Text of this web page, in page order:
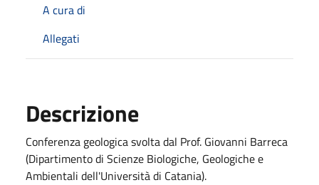
A cura di
Allegati
Descrizione
Conferenza geologica svolta dal Prof. Giovanni Barreca
(Dipartimento di Scienze Biologiche, Geologiche e
Ambientali dell'Università di Catania).